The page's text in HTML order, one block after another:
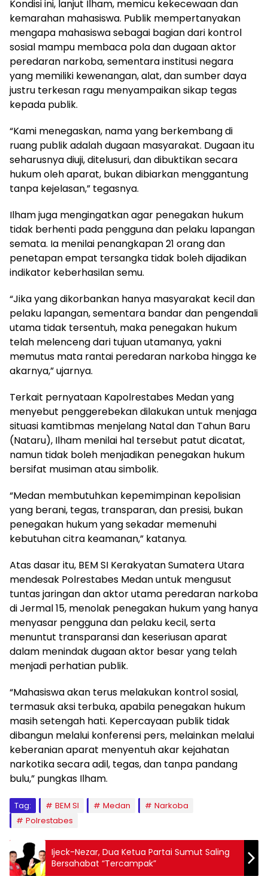
Kondisi ini, lanjut Ilham, memicu kekecewaan dan
kemarahan mahasiswa. Publik mempertanyakan
mengapa mahasiswa sebagai bagian dari kontrol
sosial mampu membaca pola dan dugaan aktor
peredaran narkoba, sementara institusi negara
yang memiliki kewenangan, alat, dan sumber daya
justru terkesan ragu menyampaikan sikap tegas
kepada publik.
“Kami menegaskan, nama yang berkembang di
ruang publik adalah dugaan masyarakat. Dugaan itu
seharusnya diuji, ditelusuri, dan dibuktikan secara
hukum oleh aparat, bukan dibiarkan menggantung
tanpa kejelasan,” tegasnya.
Ilham juga mengingatkan agar penegakan hukum
tidak berhenti pada pengguna dan pelaku lapangan
semata. Ia menilai penangkapan 21 orang dan
penetapan empat tersangka tidak boleh dijadikan
indikator keberhasilan semu.
“Jika yang dikorbankan hanya masyarakat kecil dan
pelaku lapangan, sementara bandar dan pengendali
utama tidak tersentuh, maka penegakan hukum
telah melenceng dari tujuan utamanya, yakni
memutus mata rantai peredaran narkoba hingga ke
akarnya,” ujarnya.
Terkait pernyataan Kapolrestabes Medan yang
menyebut penggerebekan dilakukan untuk menjaga
situasi kamtibmas menjelang Natal dan Tahun Baru
(Nataru), Ilham menilai hal tersebut patut dicatat,
namun tidak boleh menjadikan penegakan hukum
bersifat musiman atau simbolik.
“Medan membutuhkan kepemimpinan kepolisian
yang berani, tegas, transparan, dan presisi, bukan
penegakan hukum yang sekadar memenuhi
kebutuhan citra keamanan,” katanya.
Atas dasar itu, BEM SI Kerakyatan Sumatera Utara
mendesak Polrestabes Medan untuk mengusut
tuntas jaringan dan aktor utama peredaran narkoba
di Jermal 15, menolak penegakan hukum yang hanya
menyasar pengguna dan pelaku kecil, serta
menuntut transparansi dan keseriusan aparat
dalam menindak dugaan aktor besar yang telah
menjadi perhatian publik.
“Mahasiswa akan terus melakukan kontrol sosial,
termasuk aksi terbuka, apabila penegakan hukum
masih setengah hati. Kepercayaan publik tidak
dibangun melalui konferensi pers, melainkan melalui
keberanian aparat menyentuh akar kejahatan
narkotika secara adil, tegas, dan tanpa pandang
bulu,” pungkas Ilham.
Tag: BEM SI Medan
Narkoba
Polrestabes
​Ijeck-Nezar, Dua Ketua Partai Sumut Saling
Bersahabat “Tercampak”